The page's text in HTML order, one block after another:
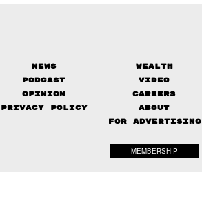
News Wealth
Podcast
Video
Opinion
Careers
Privacy Policy
About
FOR ADVERTISING
MEMBERSHIP